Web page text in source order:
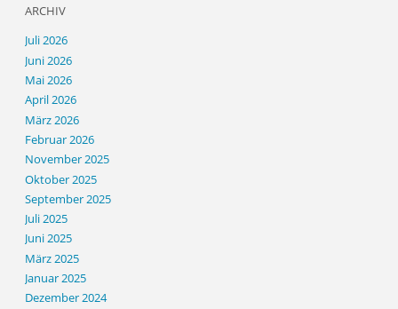
ARCHIV
Juli 2026
Juni 2026
Mai 2026
April 2026
März 2026
Februar 2026
November 2025
Oktober 2025
September 2025
Juli 2025
Juni 2025
März 2025
Januar 2025
Dezember 2024